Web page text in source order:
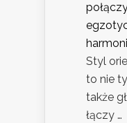
Styl
to nie
także
łączy …